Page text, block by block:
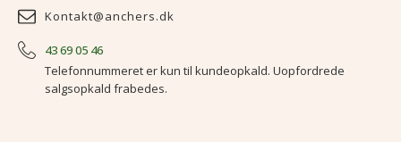
Kontakt@anchers.dk
43 69 05 46
Telefonnummeret er kun til kundeopkald. Uopfordrede
salgsopkald frabedes.